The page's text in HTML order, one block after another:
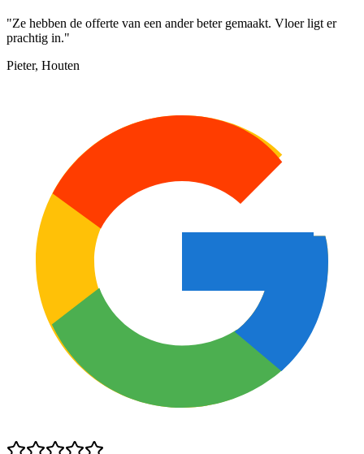
"Ze hebben de offerte van een ander beter gemaakt. Vloer ligt er
prachtig in."
Pieter, Houten